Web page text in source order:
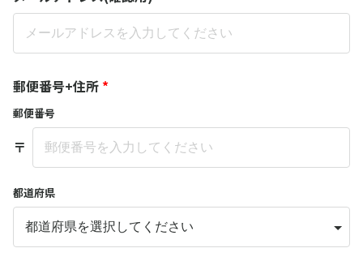
郵便番号+住所 *
郵便番号
〒
都道府県